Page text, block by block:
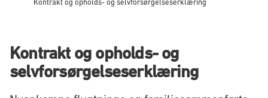
Kontrakt og opholds- og selvforsørgelseserklæring
Kontrakt og opholds- og
selvforsørgelseserklæring